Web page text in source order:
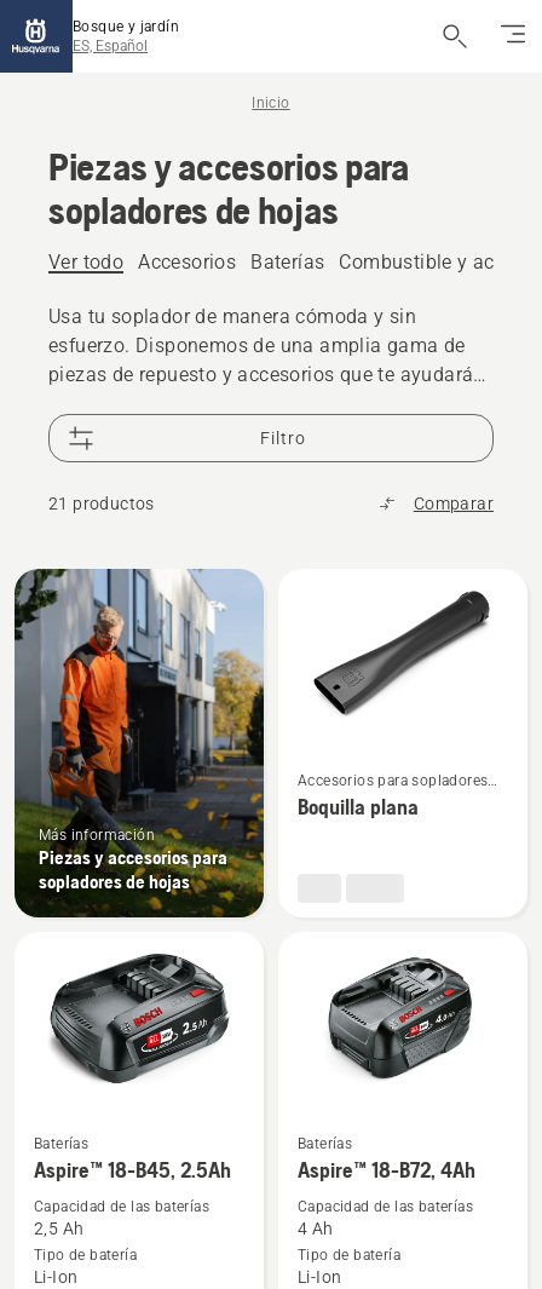
Bosque y jardín
ES, Español
Inicio
Piezas y accesorios para
sopladores de hojas
Ver todo Accesorios Baterías Combustible y aceite
Usa tu soplador de manera cómoda y sin
esfuerzo. Disponemos de una amplia gama de
piezas de repuesto y accesorios que te ayudarán
Filtro
21 productos Comparar
Todos
los
productos
Más información
Piezas y accesorios para
sopladores de hojas
más
detalles
Accesorios para sopladores
de hojas
Boquilla plana
Ver
más
detalles
sobre
Aspire™
Baterías
Aspire™ 18-B45, 2.5Ah
Capacidad de las baterías
2,5 Ah
Tipo de batería
Li-Ion
Ver
más
detalles
sobre
Aspire™
Baterías
Aspire™ 18-B72, 4Ah
Capacidad de las baterías
4 Ah
Tipo de batería
Li-Ion